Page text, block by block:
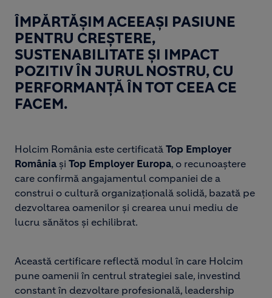
ÎMPĂRTĂȘIM ACEEAȘI PASIUNE
PENTRU CREȘTERE,
SUSTENABILITATE ȘI IMPACT
POZITIV ÎN JURUL NOSTRU, CU
PERFORMANȚĂ ÎN TOT CEEA CE
FACEM.
Holcim România este certificată Top Employer
România și Top Employer Europa, o recunoaștere
care confirmă angajamentul companiei de a
construi o cultură organizațională solidă, bazată pe
dezvoltarea oamenilor și crearea unui mediu de
lucru sănătos și echilibrat.
Această certificare reflectă modul în care Holcim
pune oamenii în centrul strategiei sale, investind
constant în dezvoltare profesională, leadership